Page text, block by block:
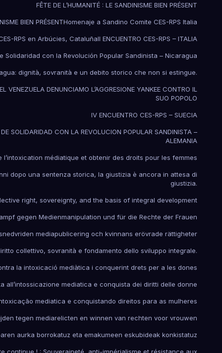
FÊTE DE L’HUMANITÉ : LE SANDINISME BIEN PRÉSENT
BIEN PRÉSENTHomenaje a Sandino Comite CES-RPS Italia
RPS en Arbúcies, CataluñaII ENCUENTRO CES-RPS – ITALIA
Solidaridad con la Revolución Popular Sandinista – Nicaragua
dignità, sovranità e un debito storico che non si estingue.
VENEZUELA DENUNCIAMO L’AGGRESIONE YANKEE CONTRO IL
SUO POPOLO
IV ENCUENTRO CES-RPS – SUECIA
SOLIDARIDAD CON LA REVOLUCION POPULAR SANDINISTA –
ALEMANIA
l’intoxication médiatique et obtenir des droits pour les femmes
dopo una sentenza storica, la giustizia è ancora in attesa di
giustizia.
right, sovereignty, and the basis of integral development
gegen Medienmanipulation und für die Rechte der Frauen
mediapublicering och kvinnans erövrade rättigheter
collettivo, sovranità e fondamento dello sviluppo integrale.
la intoxicació mediàtica i conquerint drets per a les dones
all’intossicazione mediatica e conquista dei diritti delle donne
mediatica e conquistando direitos para as mulheres
tegen mediarelicten en winnen van rechten voor vrouwen
aurka borrokatuz eta emakumeen eskubideak konkistatuz